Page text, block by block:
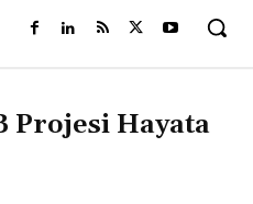
Projesi Hayata